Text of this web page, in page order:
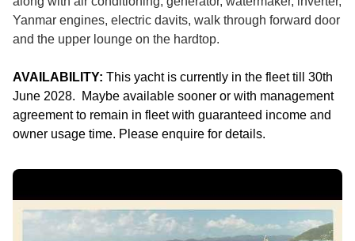
Yanmar engines, electric davits, walk through forward door
and the upper lounge on the hardtop.
AVAILABILITY: This yacht is currently in the fleet till 30th
June 2028. Maybe available sooner or with management
agreement to remain in fleet with guaranteed income and
owner usage time. Please enquire for details.